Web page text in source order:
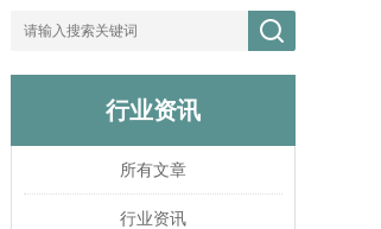
行业资讯
所有文章
行业资讯